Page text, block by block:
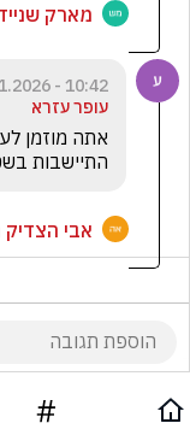
מארק
10:42 - 12.01.2026
עופר עזרא
התיישבות
אבי הצדיק